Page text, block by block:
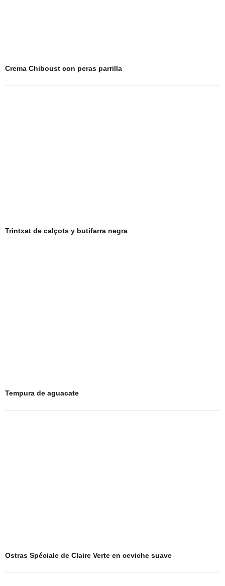
Crema Chiboust con peras parrilla
Trintxat de calçots y butifarra negra
Tempura de aguacate
Ostras Spéciale de Claire Verte en ceviche suave